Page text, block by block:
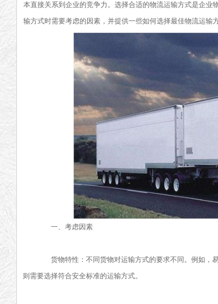
本直接关系到企业的竞争力。选择合适的物流运输方式是企
输方式时需要考虑的因素，并提供一些如何选择最佳物流运输
一、考虑因素
货物特性：不同货物对运输方式的要求不同。例如，
则需要选择符合安全标准的运输方式。